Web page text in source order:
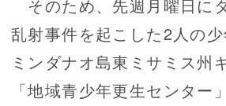
そのため、先週月曜日に
乱射事件を起こした2人の
ミンダナオ島東ミサミス州
「地域青少年更生センター